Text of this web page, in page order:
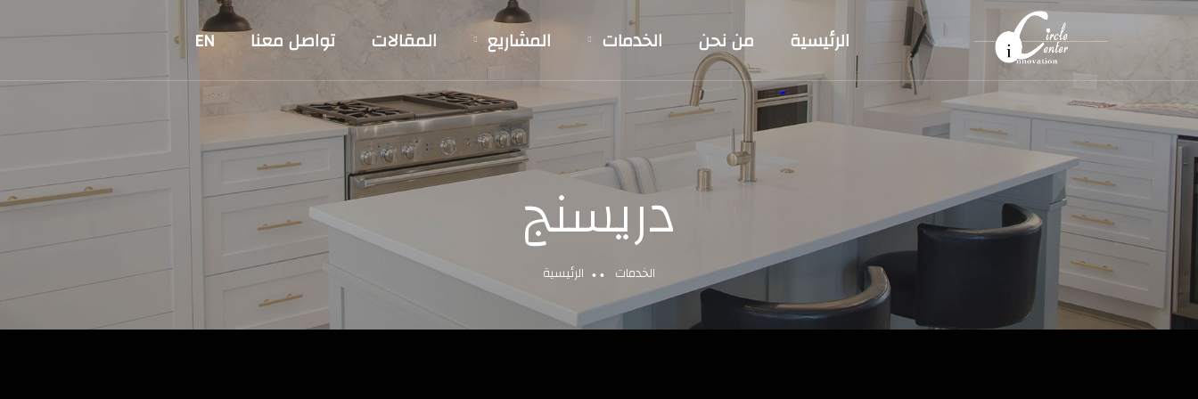
الرئيسية من نحن الخدمات المشاريع المقالات تواصل معنا EN
دريسنج
الرئيسية الخدمات